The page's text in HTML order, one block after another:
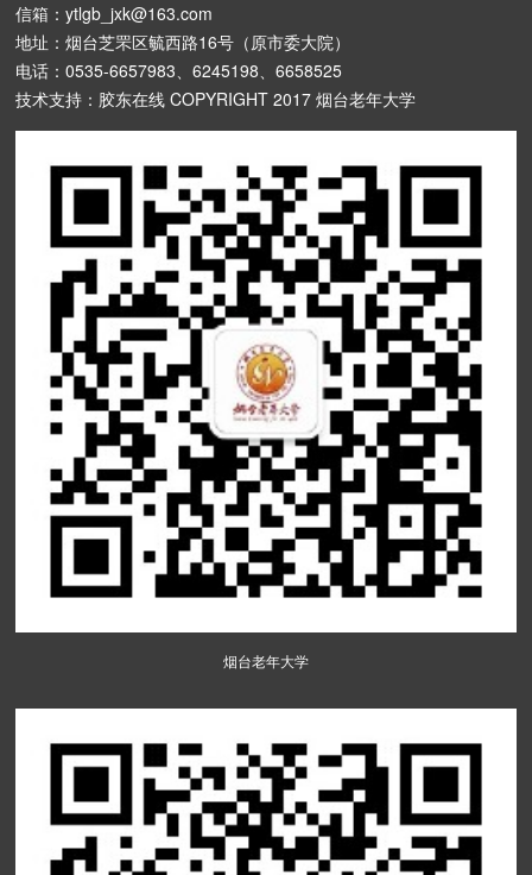
信箱：ytlgb_jxk@163.com
地址：烟台芝罘区毓西路16号（原市委大院）
电话：0535-6657983、6245198、6658525
技术支持：胶东在线 COPYRIGHT 2017 烟台老年大学
烟台老年大学